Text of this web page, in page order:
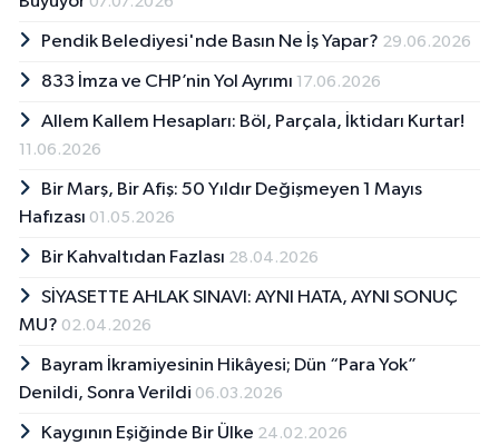
Pendik Belediyesi'nde Basın Ne İş Yapar? 29.06.2026
833 İmza ve CHP’nin Yol Ayrımı 17.06.2026
Allem Kallem Hesapları: Böl, Parçala, İktidarı Kurtar!
11.06.2026
Bir Marş, Bir Afiş: 50 Yıldır Değişmeyen 1 Mayıs
Hafızası 01.05.2026
Bir Kahvaltıdan Fazlası 28.04.2026
SİYASETTE AHLAK SINAVI: AYNI HATA, AYNI SONUÇ
MU? 02.04.2026
Bayram İkramiyesinin Hikâyesi; Dün “Para Yok”
Denildi, Sonra Verildi 06.03.2026
Kaygının Eşiğinde Bir Ülke 24.02.2026